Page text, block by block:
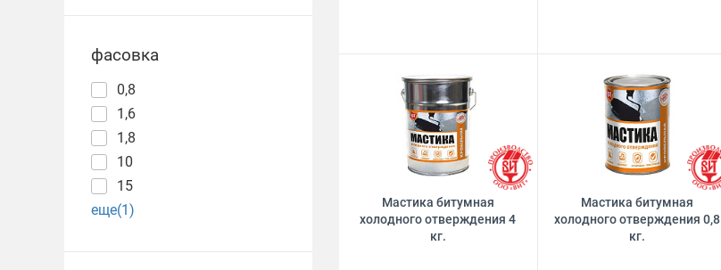
фасовка
0,8
1,6
1,8
10
15
еще(1)
Мастика битумная
холодного отверждения 4
кг.
Мастика битумная
холодного отверждения 0,8
кг.